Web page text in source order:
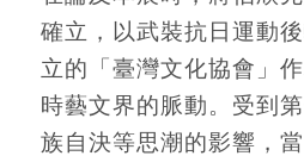
確立，以武裝抗日運動
立的「臺灣文化協會」
時藝文界的脈動。受到
族自決等思潮的影響，